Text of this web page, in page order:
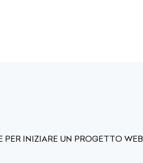
PER INIZIARE UN PROGETTO WEB